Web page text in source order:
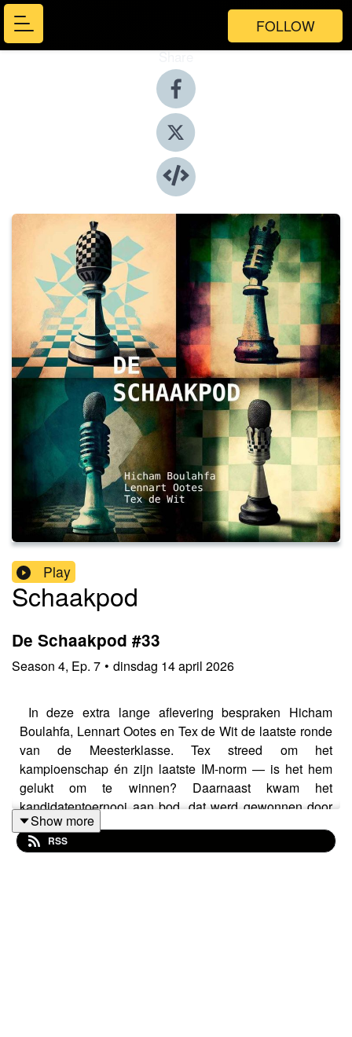
FOLLOW
Share
Play
Schaakpod
De Schaakpod #33
Season 4, Ep. 7 • dinsdag 14 april 2026
In deze extra lange aflevering bespraken Hicham
Boulahfa, Lennart Ootes en Tex de Wit de laatste ronde
van de Meesterklasse. Tex streed om het
kampioenschap én zijn laatste IM-norm — is het hem
gelukt om te winnen? Daarnaast kwam het
kandidatentoernooi aan bod, dat werd gewonnen door
Sindarov. Tot slot gaven de heren hun mening over de
Niemann–Carlsen-documentaire.
Show more
RSS